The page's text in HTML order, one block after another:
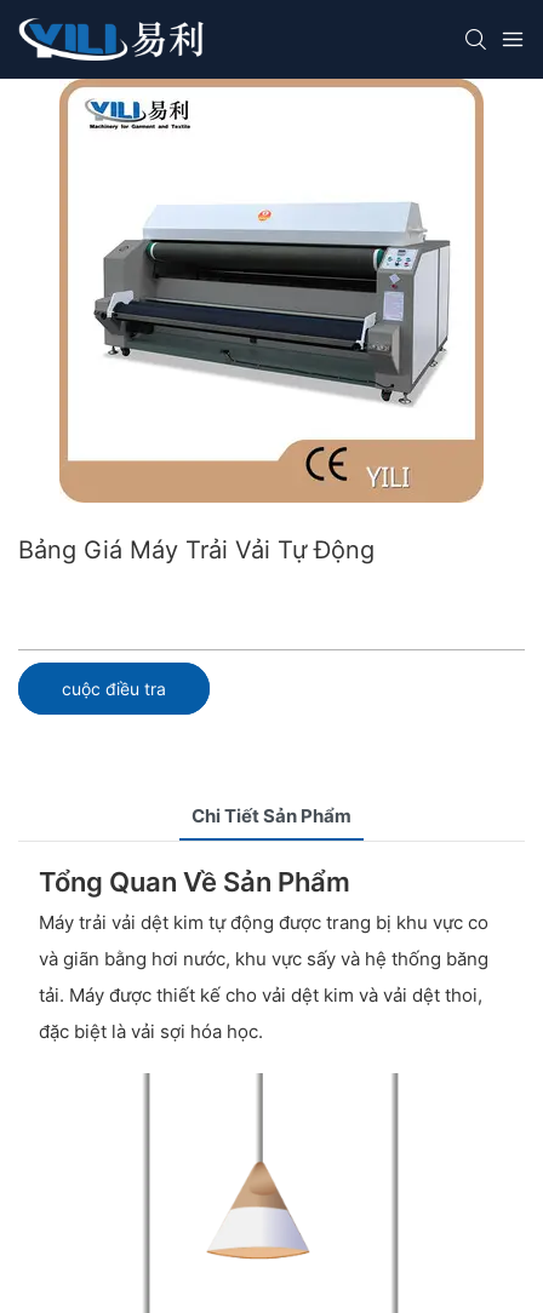
Bảng Giá Máy Trải Vải Tự Động
cuộc điều tra
Chi Tiết Sản Phẩm
Tổng Quan Về Sản Phẩm
Máy trải vải dệt kim tự động được trang bị khu vực co
và giãn bằng hơi nước, khu vực sấy và hệ thống băng
tải. Máy được thiết kế cho vải dệt kim và vải dệt thoi,
đặc biệt là vải sợi hóa học.